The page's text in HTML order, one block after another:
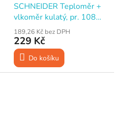
SCHNEIDER Teploměr +
vlkoměr kulatý, pr. 108
mm
189,26 Kč bez DPH
229 Kč
Do košíku